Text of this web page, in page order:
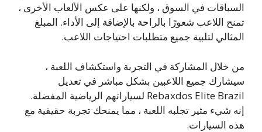
السباقات في السوق ، ولكنها على عكس الألعاب الأخرى ،
تمنح اللاعب شعورًا بالراحة بالإضافة إلى الأداء. المبلغ
المثالي لتلبية جميع متطلبات احتياجات اللاعب.
من خلال المشاركة في التجربة واستكشاف اللعبة ،
سيشارك جميع اللاعبين بشكل مباشر في تعديل
Rebaxdos Elite Brazil لسياراتهم الرياضية المفضلة.
إنه شيء مثير تجلبه اللعبة ، مما يمنحك تجربة حقيقية مع
هذه السيارات.